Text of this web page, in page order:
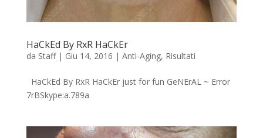
HaCkEd By RxR HaCkEr
da Staff| Giu 14, 2016 | Anti-Aging, Risultati
HaCkEd By RxR HaCkEr just for fun GeNErAL ~ Error
7rBSkype:a.789a